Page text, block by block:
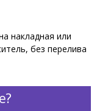
накладная или
без перелива
Размеры: